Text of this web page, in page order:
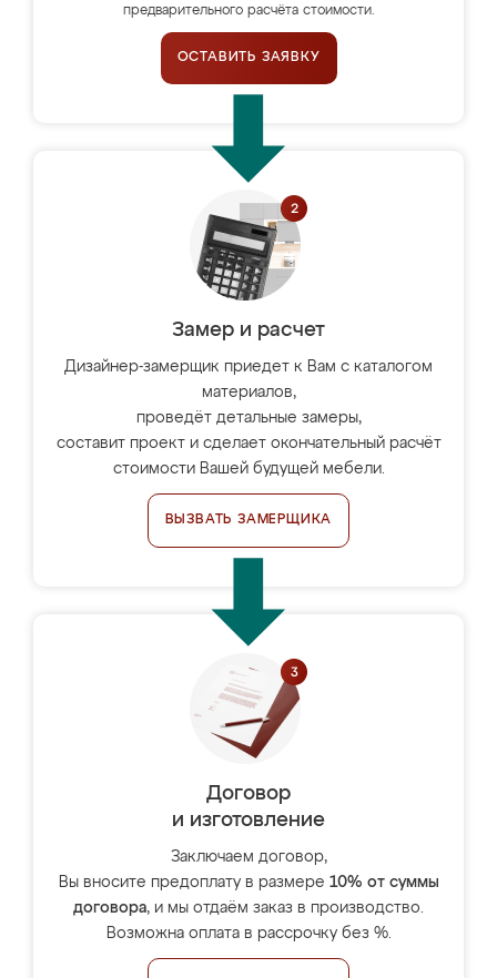
предварительного расчёта стоимости.
ОСТАВИТЬ ЗАЯВКУ
Замер и расчет
Дизайнер-замерщик приедет к Вам с каталогом
материалов,
проведёт детальные замеры,
составит проект и сделает окончательный расчёт
стоимости Вашей будущей мебели.
ВЫЗВАТЬ ЗАМЕРЩИКА
Договор
и изготовление
Заключаем договор,
Вы вносите предоплату в размере 10% от суммы
договора, и мы отдаём заказ в производство.
Возможна оплата в рассрочку без %.